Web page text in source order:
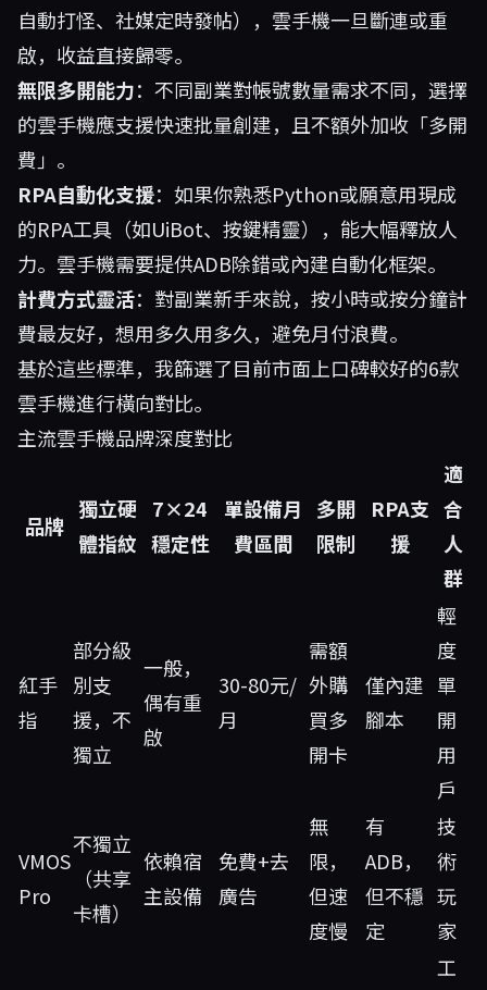
自動打怪、社媒定時發帖），雲手機一旦斷連或重
啟，收益直接歸零。
無限多開能力：不同副業對帳號數量需求不同，選擇
的雲手機應支援快速批量創建，且不額外加收「多開
費」。
RPA自動化支援：如果你熟悉Python或願意用現成
的RPA工具（如UiBot、按鍵精靈），能大幅釋放人
力。雲手機需要提供ADB除錯或內建自動化框架。
計費方式靈活：對副業新手來說，按小時或按分鐘計
費最友好，想用多久用多久，避免月付浪費。
基於這些標準，我篩選了目前市面上口碑較好的6款
雲手機進行橫向對比。
主流雲手機品牌深度對比
品牌
獨立硬
體指紋
7×24
穩定性
單設備月
費區間
多開
限制
RPA支
援
適
合
人
群
紅手
指
部分級
別支
援，不
獨立
一般，
偶有重
啟
30-80元/
月
需額
外購
買多
開卡
僅內建
腳本
輕
度
單
開
用
戶
VMOS
Pro
不獨立
（共享
卡槽）
依賴宿
主設備
免費+去
廣告
無
限，
但速
度慢
有
ADB，
但不穩
定
技
術
玩
家
工